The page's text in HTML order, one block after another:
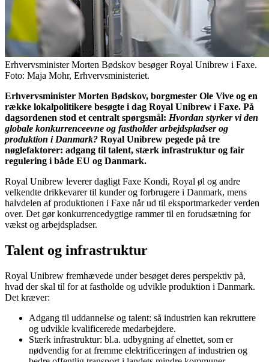
Erhvervsminister Morten Bødskov besøger Royal Unibrew i Faxe.
Foto: Maja Mohr, Erhvervsministeriet.
Erhvervsminister Morten Bødskov, borgmester Ole Vive og en
række lokalpolitikere besøgte i dag Royal Unibrew i Faxe. På
dagsordenen stod et centralt spørgsmål: Hvordan styrker vi den
globale konkurrenceevne og fastholder arbejdspladser og
produktion i Danmark? Royal Unibrew pegede på tre
nøglefaktorer: adgang til talent, stærk infrastruktur og fair
regulering i både EU og Danmark.
Royal Unibrew leverer dagligt Faxe Kondi, Royal øl og andre
velkendte drikkevarer til kunder og forbrugere i Danmark, mens
halvdelen af produktionen i Faxe når ud til eksportmarkeder verden
over. Det gør konkurrencedygtige rammer til en forudsætning for
vækst og arbejdspladser.
Talent og infrastruktur
Royal Unibrew fremhævede under besøget deres perspektiv på,
hvad der skal til for at fastholde og udvikle produktion i Danmark.
Det kræver:
Adgang til uddannelse og talent: så industrien kan rekruttere
og udvikle kvalificerede medarbejdere.
Stærk infrastruktur: bl.a. udbygning af elnettet, som er
nødvendig for at fremme elektrificeringen af industrien og